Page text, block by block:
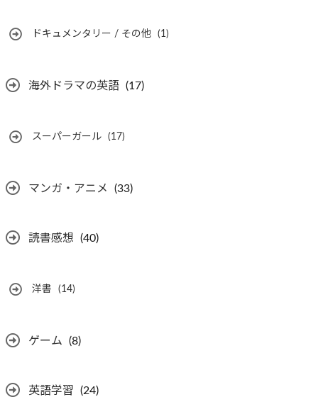
ドキュメンタリー / その他 (1)
海外ドラマの英語 (17)
スーパーガール (17)
マンガ・アニメ (33)
読書感想 (40)
洋書 (14)
ゲーム (8)
英語学習 (24)